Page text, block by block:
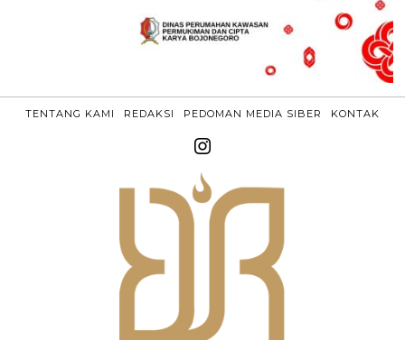
TENTANG KAMI REDAKSI PEDOMAN MEDIA SIBER KONTAK